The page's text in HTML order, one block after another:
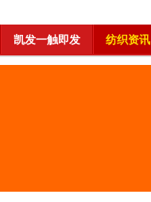
凯发一触即发 纺织资讯